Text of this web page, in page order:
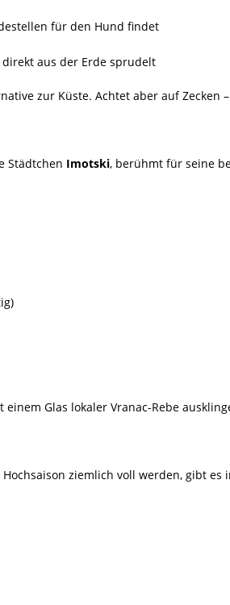
für den Hund findet
direkt aus der Erde sprudelt
zur Küste. Achtet aber auf Zecken
Städtchen Imotski, berühmt für seine
Glas lokaler Vranac-Rebe
ziemlich voll werden, gibt